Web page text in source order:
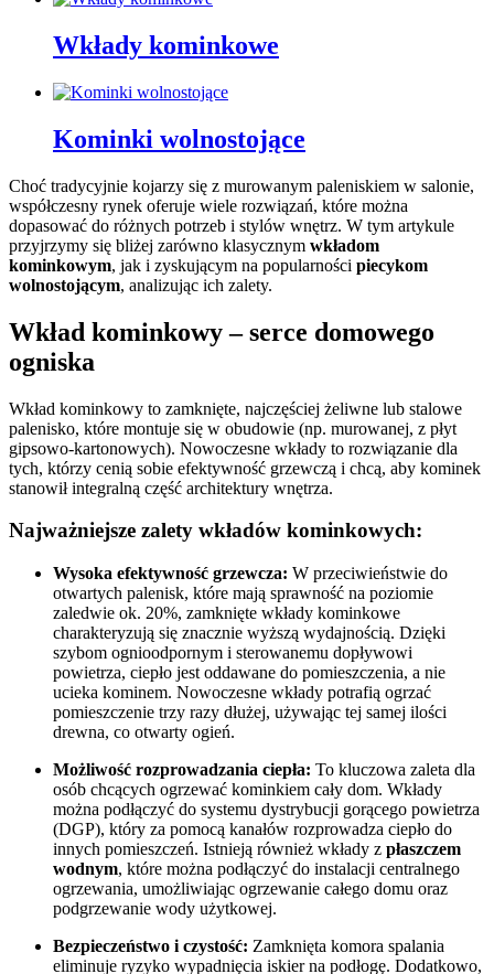
Wkłady kominkowe
Kominki wolnostojące
Choć tradycyjnie kojarzy się z murowanym paleniskiem w salonie,
współczesny rynek oferuje wiele rozwiązań, które można
dopasować do różnych potrzeb i stylów wnętrz. W tym artykule
przyjrzymy się bliżej zarówno klasycznym wkładom
kominkowym, jak i zyskującym na popularności piecykom
wolnostojącym, analizując ich zalety.
Wkład kominkowy – serce domowego
ogniska
Wkład kominkowy to zamknięte, najczęściej żeliwne lub stalowe
palenisko, które montuje się w obudowie (np. murowanej, z płyt
gipsowo-kartonowych). Nowoczesne wkłady to rozwiązanie dla
tych, którzy cenią sobie efektywność grzewczą i chcą, aby kominek
stanowił integralną część architektury wnętrza.
Najważniejsze zalety wkładów kominkowych:
Wysoka efektywność grzewcza: W przeciwieństwie do
otwartych palenisk, które mają sprawność na poziomie
zaledwie ok. 20%, zamknięte wkłady kominkowe
charakteryzują się znacznie wyższą wydajnością. Dzięki
szybom ognioodpornym i sterowanemu dopływowi
powietrza, ciepło jest oddawane do pomieszczenia, a nie
ucieka kominem. Nowoczesne wkłady potrafią ogrzać
pomieszczenie trzy razy dłużej, używając tej samej ilości
drewna, co otwarty ogień.
Możliwość rozprowadzania ciepła: To kluczowa zaleta dla
osób chcących ogrzewać kominkiem cały dom. Wkłady
można podłączyć do systemu dystrybucji gorącego powietrza
(DGP), który za pomocą kanałów rozprowadza ciepło do
innych pomieszczeń. Istnieją również wkłady z płaszczem
wodnym, które można podłączyć do instalacji centralnego
ogrzewania, umożliwiając ogrzewanie całego domu oraz
podgrzewanie wody użytkowej.
Bezpieczeństwo i czystość: Zamknięta komora spalania
eliminuje ryzyko wypadnięcia iskier na podłogę. Dodatkowo,